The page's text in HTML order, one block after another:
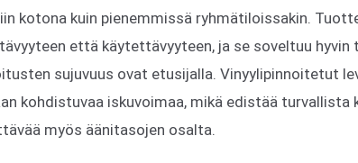
kotona kuin pienemmissä ryhmätiloissakin.
että käytettävyyteen, ja se soveltuu hyvin
sujuvuus ovat etusijalla. Vinyylipinnoitetut
kohdistuvaa iskuvoimaa, mikä edistää turvallista
myös äänitasojen osalta.